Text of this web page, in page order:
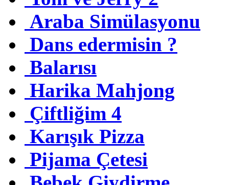
Araba Simülasyonu
Dans edermisin ?
Balarısı
Harika Mahjong
Çiftliğim 4
Karışık Pizza
Pijama Çetesi